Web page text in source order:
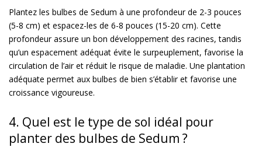
Plantez les bulbes de Sedum à une profondeur de 2-3 pouces
(5-8 cm) et espacez-les de 6-8 pouces (15-20 cm). Cette
profondeur assure un bon développement des racines, tandis
qu’un espacement adéquat évite le surpeuplement, favorise la
circulation de l’air et réduit le risque de maladie. Une plantation
adéquate permet aux bulbes de bien s’établir et favorise une
croissance vigoureuse.
4. Quel est le type de sol idéal pour
planter des bulbes de Sedum ?